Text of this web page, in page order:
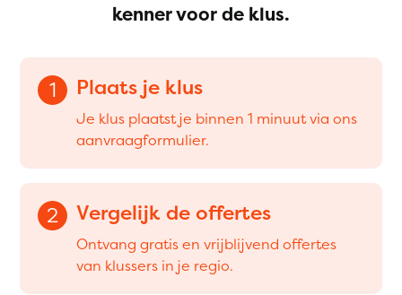
kenner voor de klus.
1 Plaats je klus
Je klus plaatst je binnen 1 minuut via ons
aanvraagformulier.
2 Vergelijk de offertes
Ontvang gratis en vrijblijvend offertes
van klussers in je regio.